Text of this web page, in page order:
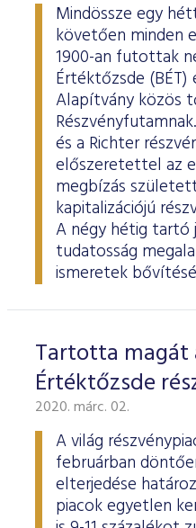
Mindössze egy
követően minden
1900-an futottak
Értéktőzsde (BÉT)
Alapítvány közös
és a Richter
előszeretettel az
megbízás
kapitalizációjú
A négy hétig
tudatosság
ismeretek
Tartotta magát
Értéktőzsde
2020. márc. 02.
A világ
februárban
elterjedése
piacok egyetlen